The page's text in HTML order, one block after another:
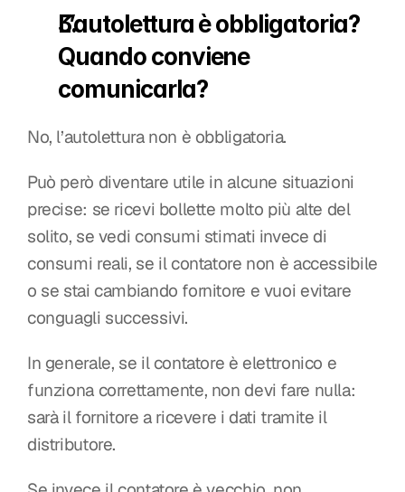
L’autolettura è obbligatoria?
Quando conviene
comunicarla?
No, l’autolettura non è obbligatoria.
Può però diventare utile in alcune situazioni
precise: se ricevi bollette molto più alte del
solito, se vedi consumi stimati invece di
consumi reali, se il contatore non è accessibile
o se stai cambiando fornitore e vuoi evitare
conguagli successivi.
In generale, se il contatore è elettronico e
funziona correttamente, non devi fare nulla:
sarà il fornitore a ricevere i dati tramite il
distributore.